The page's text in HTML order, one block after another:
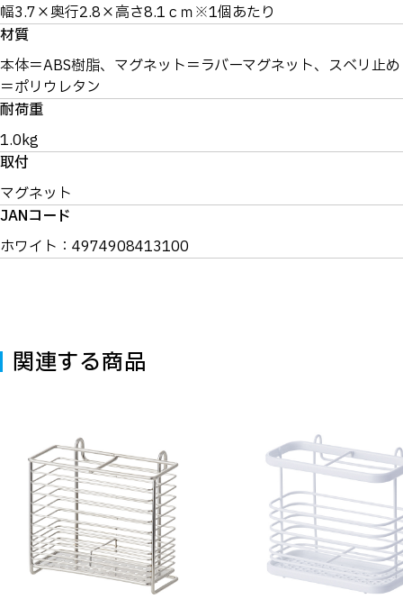
幅3.7×奥行2.8×高さ8.1ｃｍ※1個あたり
材質
本体＝ABS樹脂、マグネット＝ラバーマグネット、スベリ止め
＝ポリウレタン
耐荷重
1.0kg
取付
マグネット
JANコード
ホワイト：4974908413100
関連する商品